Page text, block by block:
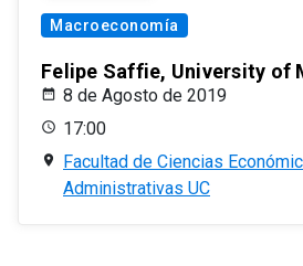
Macroeconomía
Felipe Saffie, University of
8 de Agosto de 2019
17:00
Facultad de Ciencias
Administrativas UC